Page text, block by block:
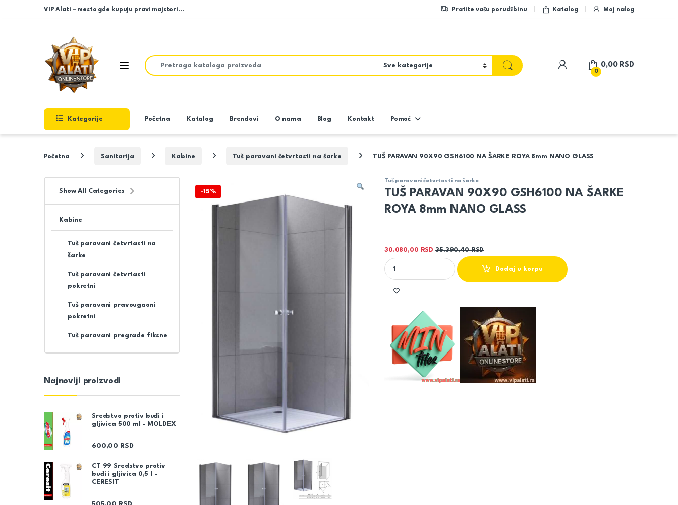
Skip to navigation
Skip to content
VIP Alati – mesto gde kupuju pravi majstori… Pratite vašu porudžbinu Katalog Moj nalog
Open
Search for:
My Account
0
0,00 RSD
Kategorije Početna Katalog Brendovi O nama Blog Kontakt Pomoć
Početna Sanitarija Kabine Tuš paravani četvrtasti na šarke TUŠ PARAVAN 90X90 GSH6100 NA ŠARKE ROYA 8mm NANO GLASS
-15%
Tuš paravani četvrtasti na šarke
TUŠ PARAVAN 90X90 GSH6100 NA ŠARKE
ROYA 8mm NANO GLASS
30.080,00 RSD 35.390,40RSD
TUŠ PARAVAN 90X90 GSH6100 NA ŠARKE ROYA 8mm NANO GLASS quantity
Dodaj u korpu
Show All Categories
Kabine
Tuš paravani četvrtasti na
šarke
Tuš paravani četvrtasti
pokretni
Tuš paravani pravougaoni
pokretni
Tuš paravani pregrade fiksne
Najnoviji proizvodi
Sredstvo protiv buđi i
gljivica 500 ml - MOLDEX
600,00 RSD
CT 99 Sredstvo protiv
buđi i gljivica 0,5 l -
CERESIT